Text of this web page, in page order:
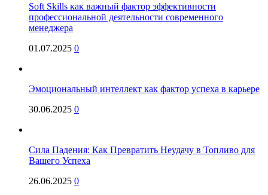
Soft Skills как важный фактор эффективности
профессиональной деятельности современного
менеджера
01.07.2025 0
Эмоциональный интеллект как фактор успеха в карьере
30.06.2025 0
Сила Падения: Как Превратить Неудачу в Топливо для
Вашего Успеха
26.06.2025 0